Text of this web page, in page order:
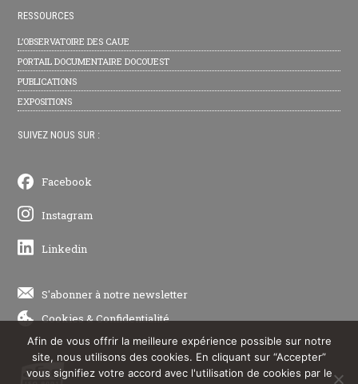
RESSOURCES
L’OBSERVATOIRE DES CAUE
PORTAIL DOCUMENTAIRE DOCOUEST
PUBLICATIONS
EXPOSITIONS
SUIVEZ NOUS SUR :
Facebook
Instagram
Linkedin
S'abonner à notre newsletter
Cookies&Confidentialité
Afin de vous offrir la meilleure expérience possible sur notre
site, nous utilisons des cookies. En cliquant sur “Accepter”
vous signifiez votre accord avec l'utilisation de cookies par le